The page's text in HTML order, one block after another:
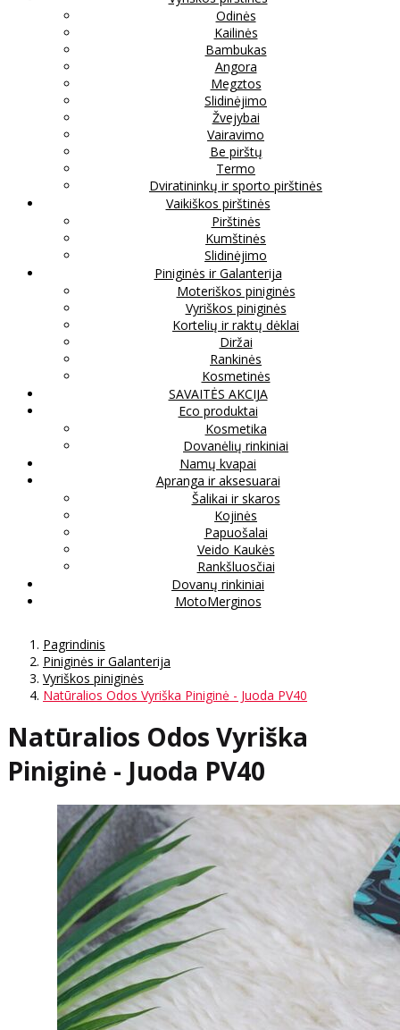
Odinės
Kailinės
Bambukas
Angora
Megztos
Slidinėjimo
Žvejybai
Vairavimo
Be pirštų
Termo
Dviratininkų ir sporto pirštinės
Vaikiškos pirštinės
Pirštinės
Kumštinės
Slidinėjimo
Piniginės ir Galanterija
Moteriškos piniginės
Vyriškos piniginės
Kortelių ir raktų dėklai
Diržai
Rankinės
Kosmetinės
SAVAITĖS AKCIJA
Eco produktai
Kosmetika
Dovanėlių rinkiniai
Namų kvapai
Apranga ir aksesuarai
Šalikai ir skaros
Kojinės
Papuošalai
Veido Kaukės
Rankšluosčiai
Dovanų rinkiniai
MotoMerginos
Pagrindinis
Piniginės ir Galanterija
Vyriškos piniginės
Natūralios Odos Vyriška Piniginė - Juoda PV40
Natūralios Odos Vyriška
Piniginė - Juoda PV40